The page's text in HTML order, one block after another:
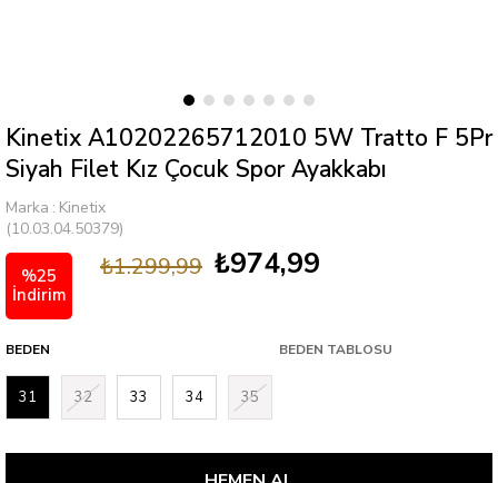
Kinetix A10202265712010 5W Tratto F 5Pr
Siyah Filet Kız Çocuk Spor Ayakkabı
Marka : Kinetix
(10.03.04.50379)
%25
İndirim
₺1.299,99 ₺974,99
BEDEN BEDEN TABLOSU
31 32 33 34 35